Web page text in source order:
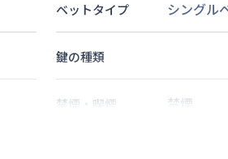
ベットタイプ シングル
鍵の種類
禁煙・喫煙 禁煙